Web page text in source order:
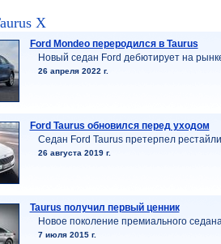
X
Ford Mondeo переродился в Taurus
Новый седан Ford дебютирует на
26 апреля 2022 г.
Ford Taurus обновился перед уходом
Седан Ford Taurus претерпел
26 августа 2019 г.
Taurus получил первый ценник
Новое поколение премиального
7 июля 2015 г.